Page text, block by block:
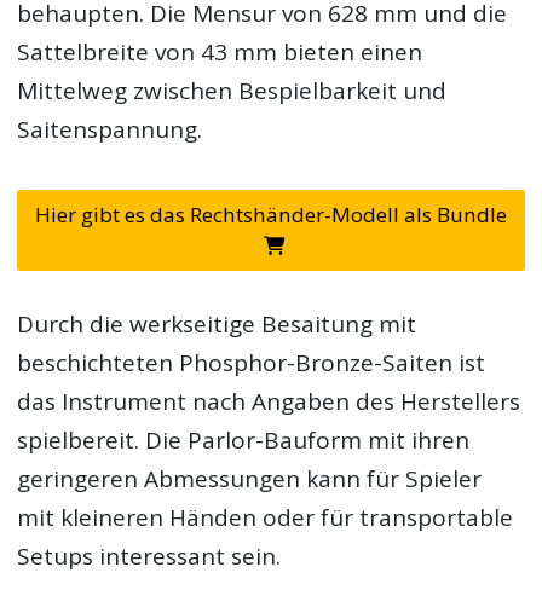
behaupten. Die Mensur von 628 mm und die
Sattelbreite von 43 mm bieten einen
Mittelweg zwischen Bespielbarkeit und
Saitenspannung.
Hier gibt es das Rechtshänder-Modell als Bundle
Durch die werkseitige Besaitung mit
beschichteten Phosphor-Bronze-Saiten ist
das Instrument nach Angaben des Herstellers
spielbereit. Die Parlor-Bauform mit ihren
geringeren Abmessungen kann für Spieler
mit kleineren Händen oder für transportable
Setups interessant sein.